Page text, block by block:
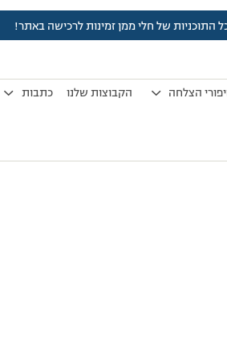
התוכניות של חלי ממן זמינות לרכישה באתר!
הצלחה הקבוצות שלנו כתבות